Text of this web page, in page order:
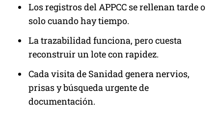
Los registros del APPCC se rellenan tarde o
solo cuando hay tiempo.
La trazabilidad funciona, pero cuesta
reconstruir un lote con rapidez.
Cada visita de Sanidad genera nervios,
prisas y búsqueda urgente de
documentación.